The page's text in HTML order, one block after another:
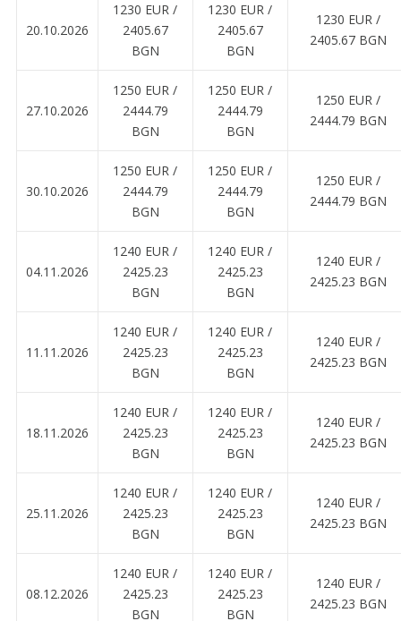
20.10.2026
1230 EUR ∕
2405.67
BGN
1230 EUR ∕
2405.67
BGN
1230 EUR ∕
2405.67 BGN
27.10.2026
1250 EUR ∕
2444.79
BGN
1250 EUR ∕
2444.79
BGN
1250 EUR ∕
2444.79 BGN
30.10.2026
1250 EUR ∕
2444.79
BGN
1250 EUR ∕
2444.79
BGN
1250 EUR ∕
2444.79 BGN
04.11.2026
1240 EUR ∕
2425.23
BGN
1240 EUR ∕
2425.23
BGN
1240 EUR ∕
2425.23 BGN
11.11.2026
1240 EUR ∕
2425.23
BGN
1240 EUR ∕
2425.23
BGN
1240 EUR ∕
2425.23 BGN
18.11.2026
1240 EUR ∕
2425.23
BGN
1240 EUR ∕
2425.23
BGN
1240 EUR ∕
2425.23 BGN
25.11.2026
1240 EUR ∕
2425.23
BGN
1240 EUR ∕
2425.23
BGN
1240 EUR ∕
2425.23 BGN
08.12.2026
1240 EUR ∕
2425.23
BGN
1240 EUR ∕
2425.23
BGN
1240 EUR ∕
2425.23 BGN